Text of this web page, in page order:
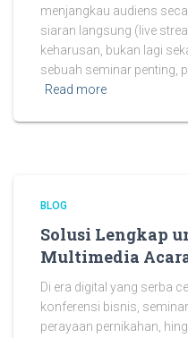
menjangkau audiens
siaran langsung (live
keharusan, bukan lagi
sebuah seminar penting,
Read more
BLOG
Solusi Lengkap
Multimedia
Di era digital yang serba
konferensi bisnis,
perayaan pernikahan,